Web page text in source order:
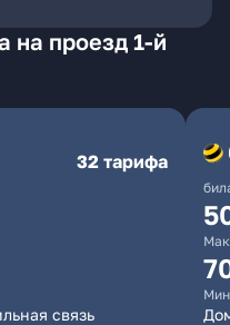
на проезд 1-й
32 тарифа
связь